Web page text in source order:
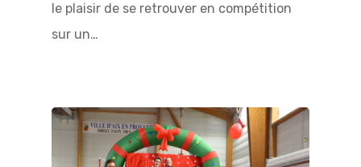
le plaisir de se retrouver en compétition
sur un…